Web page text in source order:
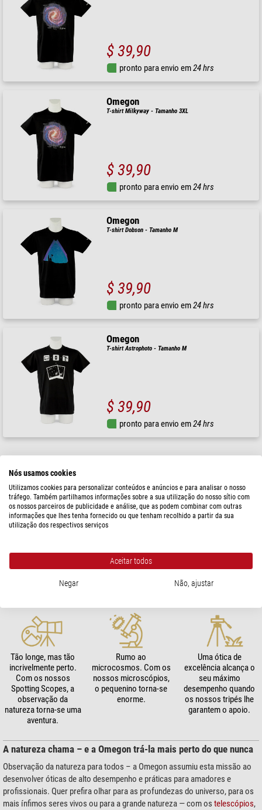
$ 39,90
pronto para envio em24 hrs
Omegon
T-shirt Milkyway - Tamanho 3XL
$ 39,90
pronto para envio em24 hrs
Omegon
T-shirt Dobson - Tamanho M
$ 39,90
pronto para envio em24 hrs
Omegon
T-shirt Astrophoto - Tamanho M
$ 39,90
pronto para envio em24 hrs
COM A OMEGON
Conhecer o céu
planetas, nebulosas e
Observação ou
fotografia, os nossos
No rasto da natureza.
diversidade da Terra.
Tão longe, mas tão
incrivelmente perto.
Com os nossos
Spotting Scopes, a
observação da
natureza torna-se uma
aventura.
Rumo ao
microcosmos. Com os
nossos microscópios,
o pequenino torna-se
enorme.
Uma ótica de
excelência alcança o
seu máximo
desempenho quando
os nossos tripés lhe
garantem o apoio.
A natureza chama – e a Omegon trá-la mais perto do que nunca
Observação da natureza para todos – a Omegon assumiu esta missão ao
desenvolver óticas de alto desempenho e práticas para amadores e
profissionais. Quer prefira olhar para as profundezas do universo, para os
mais ínfimos seres vivos ou para a grande natureza — com os telescópios,
Nós usamos cookies
Utilizamos cookies para personalizar conteúdos e anúncios e para analisar o nosso
tráfego. Também partilhamos informações sobre a sua utilização do nosso sítio com
os nossos parceiros de publicidade e análise, que as podem combinar com outras
informações que lhes tenha fornecido ou que tenham recolhido a partir da sua
utilização dos respectivos serviços
Aceitar todos
Negar Não, ajustar